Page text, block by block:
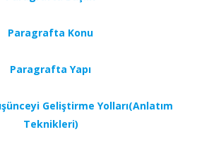
Paragrafta Konu
Paragrafta Yapı
Geliştirme Yolları(Anlatım
Teknikleri)